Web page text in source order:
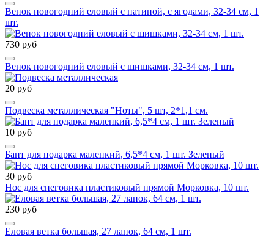
Венок новогодний еловый с патиной, с ягодами, 32-34 см, 1
шт.
730 руб
Венок новогодний еловый с шишками, 32-34 см, 1 шт.
20 руб
Подвеска металлическая "Ноты", 5 шт, 2*1,1 см.
10 руб
Бант для подарка маленкий, 6,5*4 см, 1 шт. Зеленый
30 руб
Нос для снеговика пластиковый прямой Морковка, 10 шт.
230 руб
Еловая ветка большая, 27 лапок, 64 см, 1 шт.